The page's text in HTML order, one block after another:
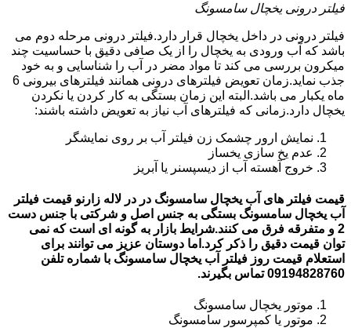
فیلتر درونی یخچال سامسونگ
فیلتر درونی در داخل یخچال قرار دارد.فیلتر درونی مرحله دوم می
باشد که آب ورودی به یخچال را از یک صافی دقیق با حساسیت چند
میکرون بررسی می کند تا مواد مضر در آب را شناسایی و به خود
جذب نماید.زمان تعویض فیلترهای درونی همانند فیلترهای بیرونی 6
ماه یکبار می باشد.البته این زمان بستگی به کار کردن یا نکردن
یخچال دارد.زمانی که فیلترهای آب نیاز به تعویض داشته باشند:
نمایش ارور چشمک زن فیلتر آب بر روی نمایشگر
عدم یخ سازی یخساز
خروج آهسته آب از دیسپسنر یا آبریز
قیمت فیلتر های آب یخچال سامسونگ در در لاله زارنو قیمت فیلتر
آب یخچال سامسونگ بستگی به جنس اصل و شرکتی با جنس دست
2 و متفرقه فرق می کنند.شرایط بازار به گونه ای است که نمی
توان قیمت دقیق را ذکر کرد.اما دوستان عزیز می توانند برای
استعلام قیمت روز فیلتر آب یخچال سامسونگ با شماره تلفن
09194828760 تماس بگیرند.
موتور یخچال سامسونگ
موتور یا کمپرسور سامسونگ